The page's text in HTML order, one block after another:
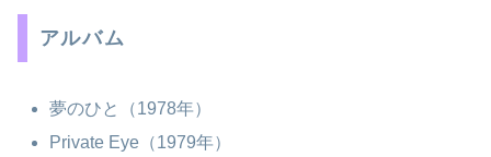
アルバム
夢のひと（1978年）
Private Eye（1979年）